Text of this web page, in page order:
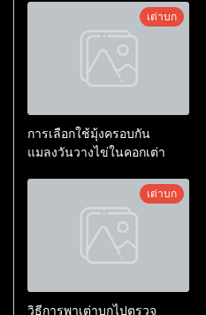
เต่าบก
การเลือกใช้มุ้งครอบกัน
แมลงวันวางไข่ในคอกเต่า
เต่าบก
วิธีการพาเต่าบกไปตรวจ